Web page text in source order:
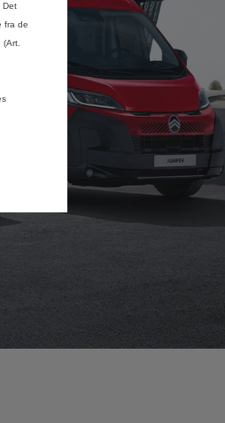
Det
fra de